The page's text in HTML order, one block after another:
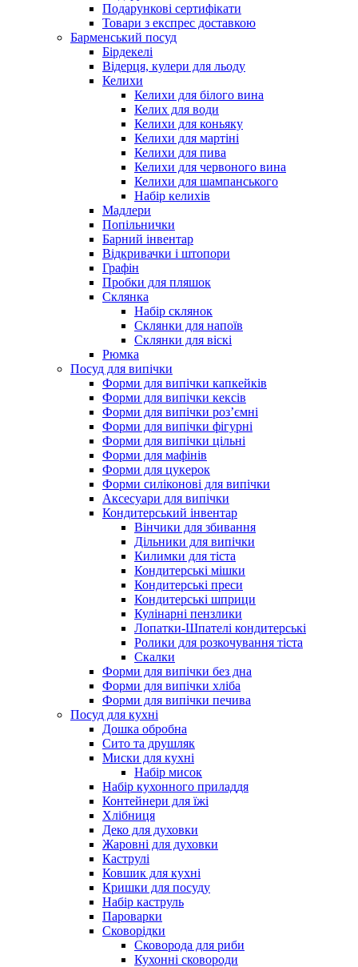
Подарункові сертифікати
Товари з експрес доставкою
Барменський посуд
Бірдекелі
Відерця, кулери для льоду
Келихи
Келихи для білого вина
Келих для води
Келихи для коньяку
Келихи для мартіні
Келихи для пива
Келихи для червоного вина
Келихи для шампанського
Набір келихів
Мадлери
Попільнички
Барний інвентар
Відкривачки і штопори
Графін
Пробки для пляшок
Склянка
Набір склянок
Склянки для напоїв
Склянки для віскі
Рюмка
Посуд для випічки
Форми для випічки капкейків
Форми для випічки кексів
Форми для випічки роз’ємні
Форми для випічки фігурні
Форми для випічки цільні
Форми для мафінів
Форми для цукерок
Форми силіконові для випічки
Аксесуари для випічки
Кондитерський інвентар
Вінчики для збивання
Дільники для випічки
Килимки для тіста
Кондитерські мішки
Кондитерські преси
Кондитерські шприци
Кулінарні пензлики
Лопатки-Шпателі кондитерські
Ролики для розкочування тіста
Скалки
Форми для випічки без дна
Форми для випічки хліба
Форми для випічки печива
Посуд для кухні
Дошка обробна
Сито та друшляк
Миски для кухні
Набір мисок
Набір кухонного приладдя
Контейнери для їжі
Хлібниця
Деко для духовки
Жаровні для духовки
Каструлі
Ковшик для кухні
Кришки для посуду
Набір каструль
Пароварки
Сковорідки
Сковорода для риби
Кухонні сковороди